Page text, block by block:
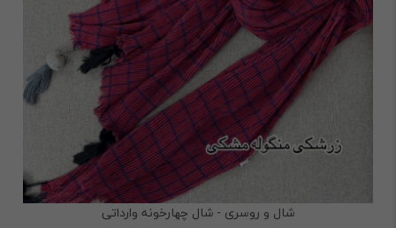
شال و روسری - شال چهارخونه وارداتی